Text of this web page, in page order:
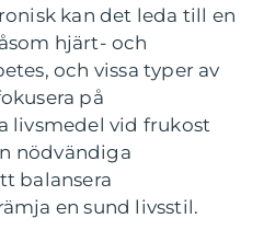
kan det leda till en
hjärt- och
och vissa typer av
på
livsmedel vid frukost
nödvändiga
balansera
en sund livsstil.